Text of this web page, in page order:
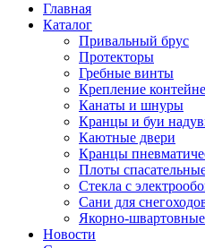
Главная
Каталог
Привальный брус
Протекторы
Гребные винты
Крепление
Канаты и шнуры
Кранцы и буи
Каютные двери
Кранцы
Плоты
Стекла с
Сани для
Якорно-
Новости